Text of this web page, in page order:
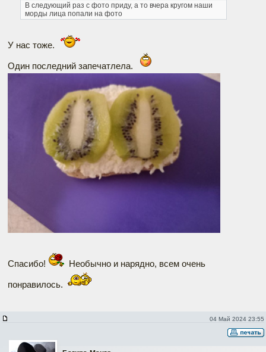
В следующий раз с фото приду, а то вчера кругом наши
морды лица попали на фото
У нас тоже.
Один последний запечатлела.
Спасибо! Необычно и нарядно, всем очень
понравилось.
04 Май 2024 23:55